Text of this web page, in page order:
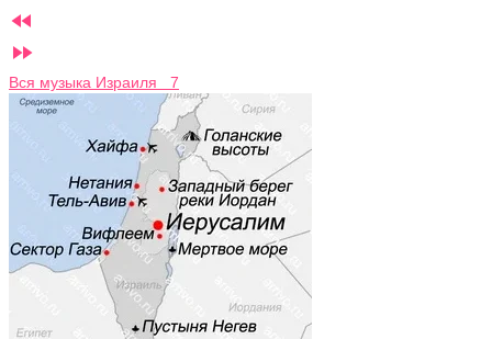


Вся музыка Израиля 7